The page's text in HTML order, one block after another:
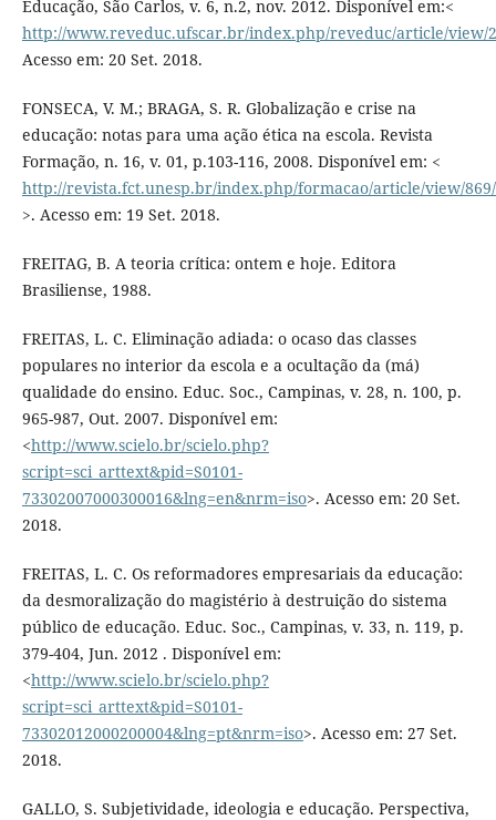
Educação, São Carlos, v. 6, n.2, nov. 2012. Disponível em:<
http://www.reveduc.ufscar.br/index.php/reveduc/article/view/
Acesso em: 20 Set. 2018.
FONSECA, V. M.; BRAGA, S. R. Globalização e crise na
educação: notas para uma ação ética na escola. Revista
Formação, n. 16, v. 01, p.103-116, 2008. Disponível em: <
http://revista.fct.unesp.br/index.php/formacao/article/view/
>. Acesso em: 19 Set. 2018.
FREITAG, B. A teoria crítica: ontem e hoje. Editora
Brasiliense, 1988.
FREITAS, L. C. Eliminação adiada: o ocaso das classes
populares no interior da escola e a ocultação da (má)
qualidade do ensino. Educ. Soc., Campinas, v. 28, n. 100, p.
965-987, Out. 2007. Disponível em:
<http://www.scielo.br/scielo.php?
script=sci_arttext&pid=S0101-
73302007000300016&lng=en&nrm=iso>. Acesso em: 20 Set.
2018.
FREITAS, L. C. Os reformadores empresariais da educação:
da desmoralização do magistério à destruição do sistema
público de educação. Educ. Soc., Campinas, v. 33, n. 119, p.
379-404, Jun. 2012 . Disponível em:
<http://www.scielo.br/scielo.php?
script=sci_arttext&pid=S0101-
73302012000200004&lng=pt&nrm=iso>. Acesso em: 27 Set.
2018.
GALLO, S. Subjetividade, ideologia e educação. Perspectiva,